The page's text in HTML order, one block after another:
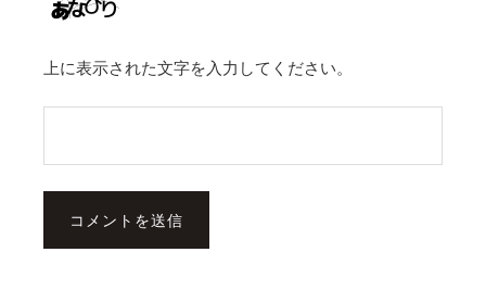
上に表示された文字を入力してください。